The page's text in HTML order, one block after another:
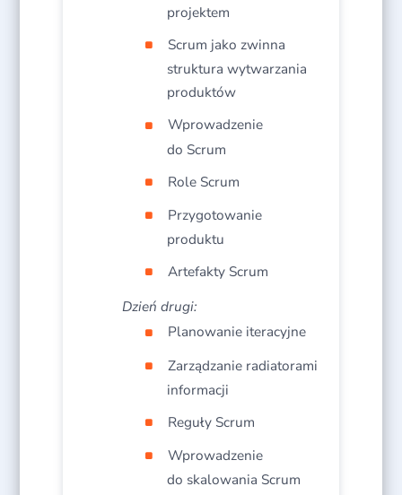
projektem
Scrum jako zwinna
struktura wytwarzania
produktów
Wprowadzenie
do Scrum
Role Scrum
Przygotowanie
produktu
Artefakty Scrum
Dzień drugi:
Planowanie iteracyjne
Zarządzanie radiatorami
informacji
Reguły Scrum
Wprowadzenie
do skalowania Scrum